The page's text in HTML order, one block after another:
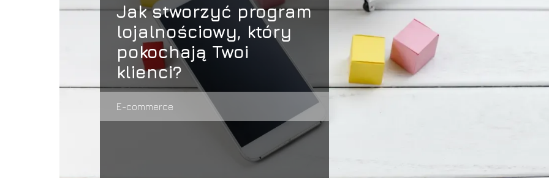
Jak stworzyć program
lojalnościowy, który
pokochają Twoi
klienci?
E-commerce